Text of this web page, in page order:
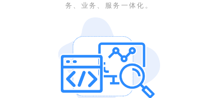
务、业务、服务一体化。